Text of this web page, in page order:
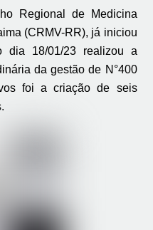
Regional de Medicina
(CRMV-RR), já iniciou
18/01/23 realizou a
da gestão de N°400
foi a criação de seis